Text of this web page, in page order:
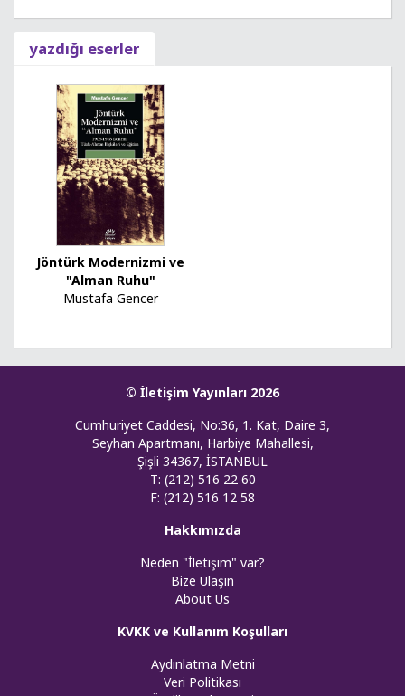
yazdığı eserler
Jöntürk Modernizmi ve
"Alman Ruhu"
Mustafa Gencer
© İletişim Yayınları 2026
Cumhuriyet Caddesi, No:36, 1. Kat, Daire 3,
Seyhan Apartmanı, Harbiye Mahallesi,
Şişli 34367, İSTANBUL
T: (212) 516 22 60
F: (212) 516 12 58
Hakkımızda
Neden "İletişim" var?
Bize Ulaşın
About Us
KVKK ve Kullanım Koşulları
Aydınlatma Metni
Veri Politikası